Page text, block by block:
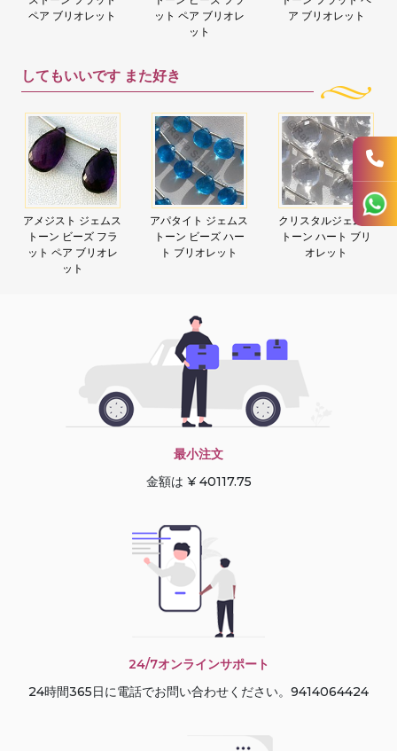
ペア ブリオレット
ット ペア ブリオレ
ット
ア ブリオレット
してもいいです また好き
アメジスト ジェムス
トーン ビーズ フラ
ット ペア ブリオレ
ット
アパタイト ジェムス
トーン ビーズ ハー
ト ブリオレット
クリスタルジェムス
トーン ハート ブリ
オレット
最小注文
金額は ¥ 40117.75
24/7オンラインサポート
24時間365日に電話でお問い合わせください。9414064424